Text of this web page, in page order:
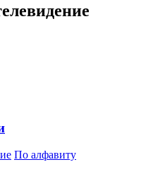
По алфавиту